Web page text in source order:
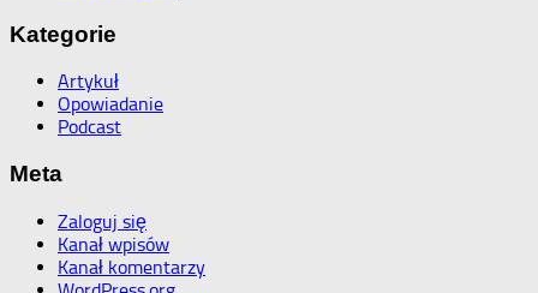
Kategorie
Artykuł
Opowiadanie
Podcast
Meta
Zaloguj się
Kanał wpisów
Kanał komentarzy